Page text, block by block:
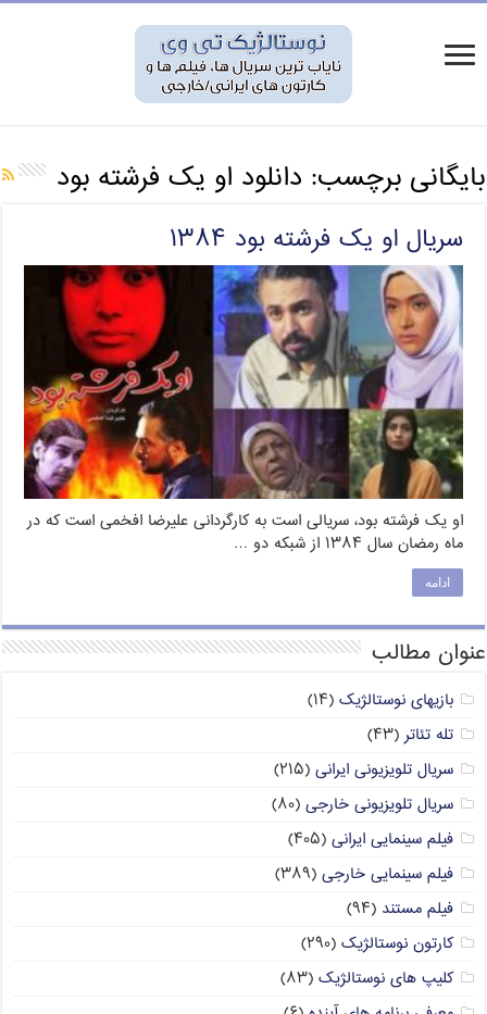
بایگانی برچسب: دانلود او یک فرشته بود
سریال او یک فرشته بود ۱۳۸۴
او یک فرشته بود، سریالی است به کارگردانی علیرضا افخمی است که در
ماه رمضان سال ۱۳۸۴ از شبکه دو …
ادامه
عنوان مطالب
بازیهای نوستالژیک (۱۴)
تله تئاتر (۴۳)
سریال تلویزیونی ایرانی (۲۱۵)
سریال تلویزیونی خارجی (۸۰)
فیلم سینمایی ایرانی (۴۰۵)
فیلم سینمایی خارجی (۳۸۹)
فیلم مستند (۹۴)
کارتون نوستالژیک (۲۹۰)
کلیپ های نوستالژیک (۸۳)